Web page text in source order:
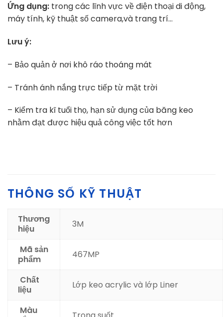
Ứng dụng: trong các lĩnh vực về điện thoại di động,
máy tính, kỹ thuật số camera,và trang trí…
Lưu ý:
– Bảo quản ở nơi khô ráo thoáng mát
– Tránh ánh nắng trực tiếp từ mặt trời
– Kiểm tra kĩ tuổi thọ, hạn sử dụng của băng keo
nhằm đạt được hiệu quả công việc tốt hơn
THÔNG SỐ KỸ THUẬT
Thương
hiệu
3M
Mã sản
phẩm
467MP
Chất
liệu
Lớp keo acrylic và lớp Liner
Màu